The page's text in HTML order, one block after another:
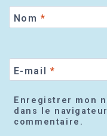
Nom *
E-mail *
Enregistrer mon
dans le
commentaire.